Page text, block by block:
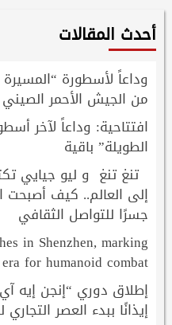
أحدث المقالات
وداعاً لأسطورة
من الجيش الأحمر الصيني عن 105
افتتاحية: وداعاً لآخر
الطويلة” باقية
تنغ تنغ و ليو جيايي
إلى العالم.. كيف أصبحت
جسرًا للتواصل الثقافي
in Shenzhen, marking
for humanoid combat
إطلاق دوري “إنجن إيه
إيذانًا ببدء العصر